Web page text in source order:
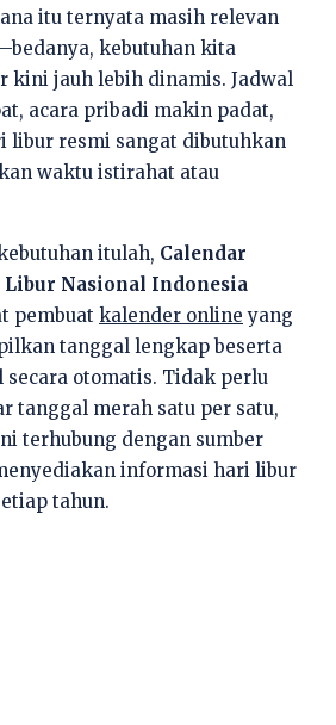
itu ternyata masih relevan
kebutuhan kita
kini jauh lebih dinamis. Jadwal
acara pribadi makin padat,
libur resmi sangat dibutuhkan
waktu istirahat atau
itulah, Calendar
Libur Nasional Indonesia
pembuat kalender online yang
tanggal lengkap beserta
otomatis. Tidak perlu
tanggal merah satu per satu,
terhubung dengan sumber
informasi hari libur
tahun.